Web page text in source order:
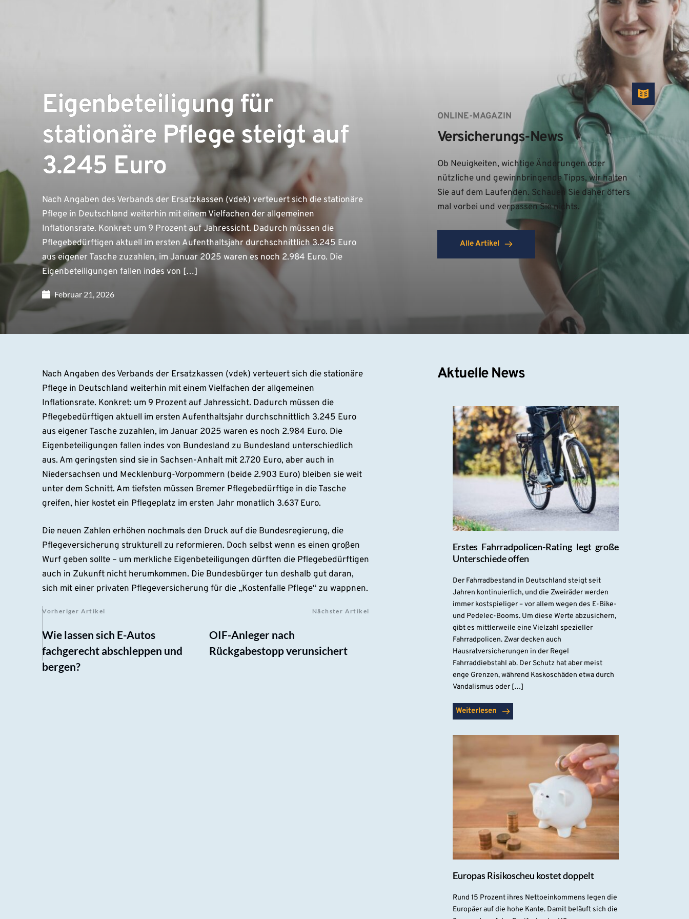
Eigenbeteiligung für
stationäre Pflege steigt auf
3.245 Euro
Nach Angaben des Verbands der Ersatzkassen (vdek) verteuert sich die stationäre
Pflege in Deutschland weiterhin mit einem Vielfachen der allgemeinen
Inflationsrate. Konkret: um 9 Prozent auf Jahressicht. Dadurch müssen die
Pflegebedürftigen aktuell im ersten Aufenthaltsjahr durchschnittlich 3.245 Euro
aus eigener Tasche zuzahlen, im Januar 2025 waren es noch 2.984 Euro. Die
Eigenbeteiligungen fallen indes von […]
Februar 21, 2026
ONLINE-MAGAZIN
Versicherungs-News
Ob Neuigkeiten, wichtige Änderungen oder
nützliche und gewinnbringende Tipps, wir halten
Sie auf dem Laufenden. Schauen Sie daher öfters
mal vorbei und verpassen Sie nichts.
Alle Artikel
Nach Angaben des Verbands der Ersatzkassen (vdek) verteuert sich die stationäre
Pflege in Deutschland weiterhin mit einem Vielfachen der allgemeinen
Inflationsrate. Konkret: um 9 Prozent auf Jahressicht. Dadurch müssen die
Pflegebedürftigen aktuell im ersten Aufenthaltsjahr durchschnittlich 3.245 Euro
aus eigener Tasche zuzahlen, im Januar 2025 waren es noch 2.984 Euro. Die
Eigenbeteiligungen fallen indes von Bundesland zu Bundesland unterschiedlich
aus. Am geringsten sind sie in Sachsen-Anhalt mit 2.720 Euro, aber auch in
Niedersachsen und Mecklenburg-Vorpommern (beide 2.903 Euro) bleiben sie weit
unter dem Schnitt. Am tiefsten müssen Bremer Pflegebedürftige in die Tasche
greifen, hier kostet ein Pflegeplatz im ersten Jahr monatlich 3.637 Euro.
Die neuen Zahlen erhöhen nochmals den Druck auf die Bundesregierung, die
Pflegeversicherung strukturell zu reformieren. Doch selbst wenn es einen großen
Wurf geben sollte – um merkliche Eigenbeteiligungen dürften die Pflegebedürftigen
auch in Zukunft nicht herumkommen. Die Bundesbürger tun deshalb gut daran,
sich mit einer privaten Pflegeversicherung für die „Kostenfalle Pflege“ zu wappnen.
Vorheriger Artikel Nächster Artikel
Wie lassen sich E-Autos
fachgerecht abschleppen und
bergen?
OIF-Anleger nach
Rückgabestopp verunsichert
Aktuelle News
Erstes Fahrradpolicen-Rating legt große
Unterschiede offen
Der Fahrradbestand in Deutschland steigt seit
Jahren kontinuierlich, und die Zweiräder werden
immer kostspieliger – vor allem wegen des E-Bike-
und Pedelec-Booms. Um diese Werte abzusichern,
gibt es mittlerweile eine Vielzahl spezieller
Fahrradpolicen. Zwar decken auch
Hausratversicherungen in der Regel
Fahrraddiebstahl ab. Der Schutz hat aber meist
enge Grenzen, während Kaskoschäden etwa durch
Vandalismus oder […]
Weiterlesen
Europas Risikoscheu kostet doppelt
Rund 15 Prozent ihres Nettoeinkommens legen die
Europäer auf die hohe Kante. Damit beläuft sich die